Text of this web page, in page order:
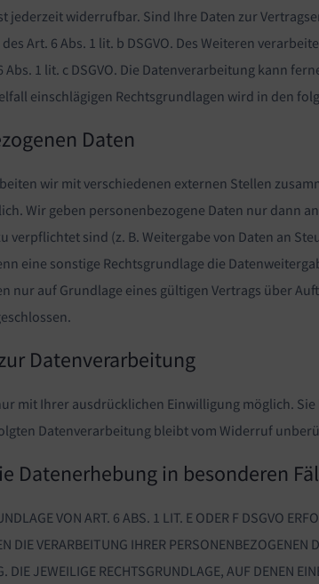
jederzeit widerrufbar. Sind Ihre Daten zur
Art. 6 Abs. 1 lit. b DSGVO. Des Weiteren
1 lit. c DSGVO. Die Datenverarbeitung kann
einschlägigen Rechtsgrundlagen wird in den
Daten
wir mit verschiedenen externen Stellen
Wir geben personenbezogene Daten nur dann
sind (z. B. Weitergabe von Daten an
eine sonstige Rechtsgrundlage die
nur auf Grundlage eines gültigen Vertrags über
Datenverarbeitung
mit Ihrer ausdrücklichen Einwilligung möglich.
Datenverarbeitung bleibt vom Widerruf
Datenerhebung in besonderen
VON ART. 6 ABS. 1 LIT. E ODER F DSGVO
DIE VERARBEITUNG IHRER
JEWEILIGE RECHTSGRUNDLAGE, AUF DENEN